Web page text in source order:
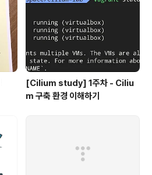
[Cilium study] 1주차 - Ciliu
m 구축 환경 이해하기